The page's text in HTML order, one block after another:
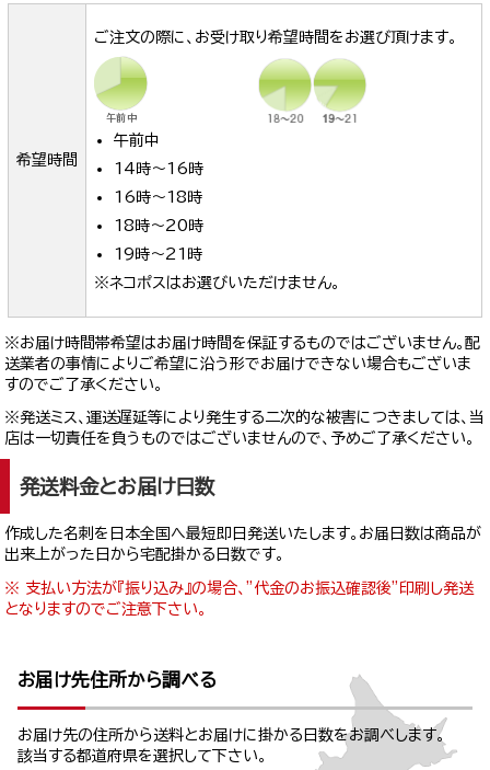
希望時間
ご注文の際に、お受け取り希望時間をお選び頂けます。
午前中
14時～16時
16時～18時
18時～20時
19時～21時
※ネコポスはお選びいただけません。
※お届け時間帯希望はお届け時間を保証するものではございません。配
送業者の事情によりご希望に沿う形でお届けできない場合もございま
すのでご了承ください。
※発送ミス、運送遅延等により発生する二次的な被害につきましては、当
店は一切責任を負うものではございませんので、予めご了承ください。
発送料金とお届け日数
作成した名刺を日本全国へ最短即日発送いたします。お届日数は商品が
出来上がった日から宅配掛かる日数です。
※ 支払い方法が『振り込み』の場合、”代金のお振込確認後”印刷し発送
となりますのでご注意下さい。
お届け先住所から調べる
お届け先の住所から送料とお届けに掛かる日数をお調べします。
該当する都道府県を選択して下さい。